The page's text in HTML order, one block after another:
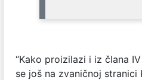
“Kako proizilazi i iz člana
se još na zvaničnoj stranici